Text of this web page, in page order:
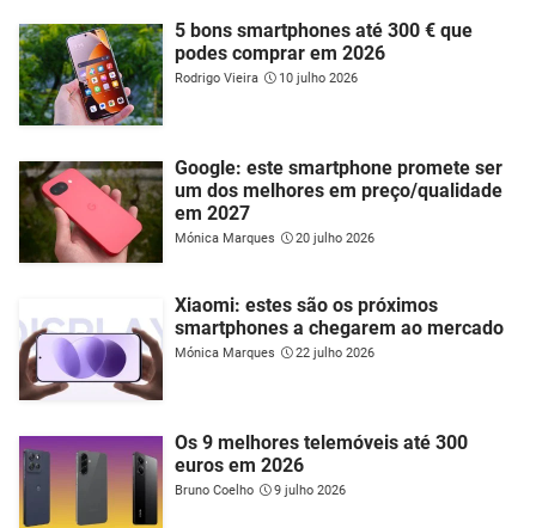
5 bons smartphones até 300 € que
podes comprar em 2026
Rodrigo Vieira 10 julho 2026
Google: este smartphone promete ser
um dos melhores em preço/qualidade
em 2027
Mónica Marques 20 julho 2026
Xiaomi: estes são os próximos
smartphones a chegarem ao mercado
Mónica Marques 22 julho 2026
Os 9 melhores telemóveis até 300
euros em 2026
Bruno Coelho 9 julho 2026